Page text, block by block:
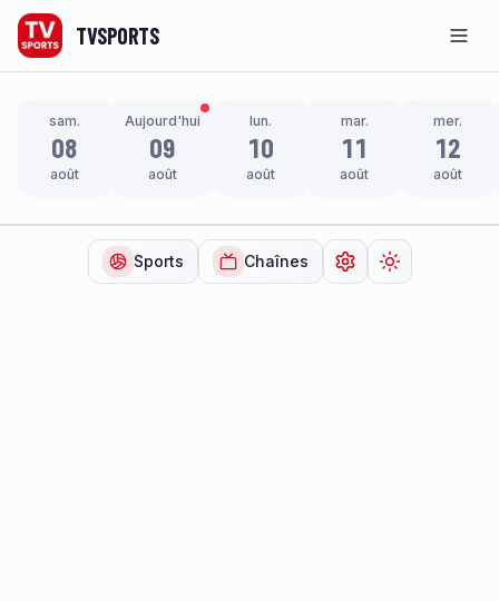
TVSPORTS
sam.
08
août
Aujourd'hui
09
août
lun.
10
août
mar.
11
août
mer.
12
août
Sports Chaînes Ouvrir lesChanger de